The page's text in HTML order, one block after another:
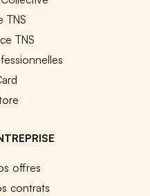
TNS
TNS
offres
contrats